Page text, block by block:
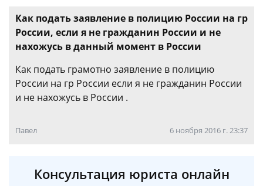
Как подать заявление в полицию России на гр
России, если я не гражданин России и не
нахожусь в данный момент в России
Как подать грамотно заявление в полицию
России на гр России если я не гражданин России
и не нахожусь в России .
Павел 6 ноября 2016 г. 23:37
Консультация юриста онлайн